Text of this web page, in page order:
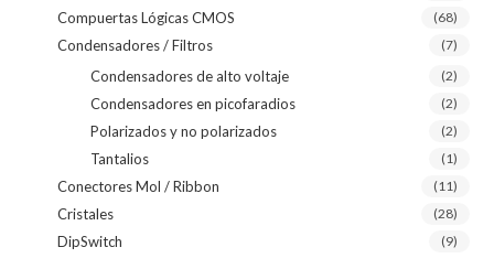
Compuertas Lógicas CMOS (68)
Condensadores / Filtros (7)
Condensadores de alto voltaje (2)
Condensadores en picofaradios (2)
Polarizados y no polarizados (2)
Tantalios (1)
Conectores Mol / Ribbon (11)
Cristales (28)
DipSwitch (9)